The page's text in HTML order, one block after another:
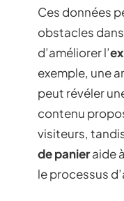
Ces données
obstacles
d’améliorer l’
exemple, une
peut révéler
contenu
visiteurs,
de panieraide
le processus